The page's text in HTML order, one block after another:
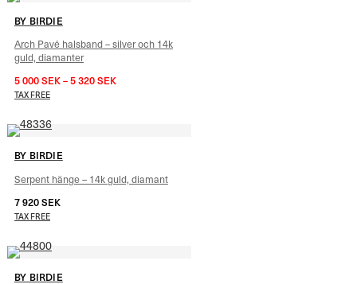
BY BIRDIE
Arch Pavé halsband – silver och 14k
guld, diamanter
5 000SEK–5 320SEK
TAX FREE
BY BIRDIE
Serpent hänge – 14k guld, diamant
7 920SEK
TAX FREE
BY BIRDIE